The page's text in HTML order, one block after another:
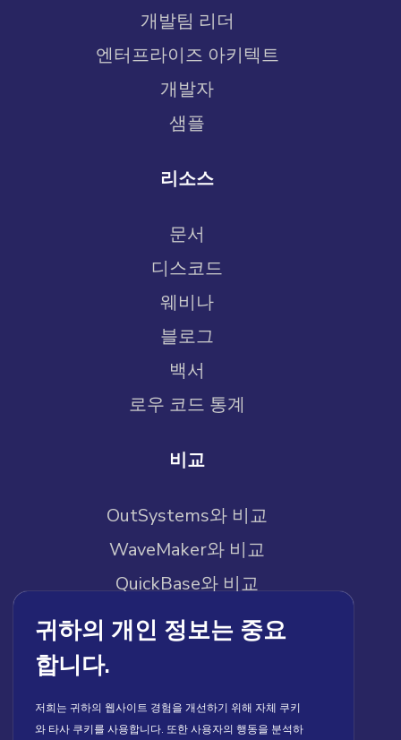
개발팀 리더
엔터프라이즈 아키텍트
개발자
샘플
리소스
문서
디스코드
웨비나
블로그
백서
로우 코드 통계
비교
OutSystems와 비교
WaveMaker와 비교
QuickBase와 비교
Mendix와 비교
귀하의 개인 정보는 중요
합니다.
저희는 귀하의 웹사이트 경험을 개선하기 위해 자체 쿠키
와 타사 쿠키를 사용합니다. 또한 사용자의 행동을 분석하